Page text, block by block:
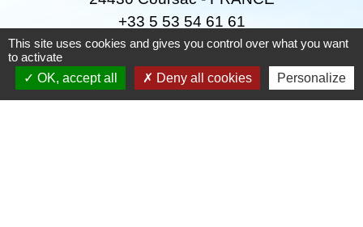
+33 5 53 54 61 61
Téléphone pour les urgences uniquement en
dehors des horaires d'ouverture de la mairie
This site uses cookies and gives you control over what you want
to activate
OK, accept all
Deny all cookies Personalize